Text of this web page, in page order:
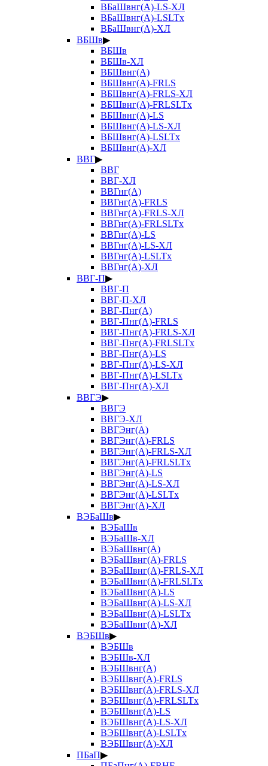
ВБаШвнг(А)-LS-ХЛ
ВБаШвнг(А)-LSLTx
ВБаШвнг(А)-ХЛ
ВБШв▶
ВБШв
ВБШв-ХЛ
ВБШвнг(А)
ВБШвнг(А)-FRLS
ВБШвнг(А)-FRLS-ХЛ
ВБШвнг(А)-FRLSLTx
ВБШвнг(А)-LS
ВБШвнг(А)-LS-ХЛ
ВБШвнг(А)-LSLTx
ВБШвнг(А)-ХЛ
ВВГ▶
ВВГ
ВВГ-ХЛ
ВВГнг(А)
ВВГнг(А)-FRLS
ВВГнг(А)-FRLS-ХЛ
ВВГнг(А)-FRLSLTx
ВВГнг(А)-LS
ВВГнг(А)-LS-ХЛ
ВВГнг(А)-LSLTx
ВВГнг(А)-ХЛ
ВВГ-П▶
ВВГ-П
ВВГ-П-ХЛ
ВВГ-Пнг(А)
ВВГ-Пнг(А)-FRLS
ВВГ-Пнг(А)-FRLS-ХЛ
ВВГ-Пнг(А)-FRLSLTx
ВВГ-Пнг(А)-LS
ВВГ-Пнг(А)-LS-ХЛ
ВВГ-Пнг(А)-LSLTx
ВВГ-Пнг(А)-ХЛ
ВВГЭ▶
ВВГЭ
ВВГЭ-ХЛ
ВВГЭнг(А)
ВВГЭнг(А)-FRLS
ВВГЭнг(А)-FRLS-ХЛ
ВВГЭнг(А)-FRLSLTx
ВВГЭнг(А)-LS
ВВГЭнг(А)-LS-ХЛ
ВВГЭнг(А)-LSLTx
ВВГЭнг(А)-ХЛ
ВЭБаШв▶
ВЭБаШв
ВЭБаШв-ХЛ
ВЭБаШвнг(А)
ВЭБаШвнг(А)-FRLS
ВЭБаШвнг(А)-FRLS-ХЛ
ВЭБаШвнг(А)-FRLSLTx
ВЭБаШвнг(А)-LS
ВЭБаШвнг(А)-LS-ХЛ
ВЭБаШвнг(А)-LSLTx
ВЭБаШвнг(А)-ХЛ
ВЭБШв▶
ВЭБШв
ВЭБШв-ХЛ
ВЭБШвнг(А)
ВЭБШвнг(А)-FRLS
ВЭБШвнг(А)-FRLS-ХЛ
ВЭБШвнг(А)-FRLSLTx
ВЭБШвнг(А)-LS
ВЭБШвнг(А)-LS-ХЛ
ВЭБШвнг(А)-LSLTx
ВЭБШвнг(А)-ХЛ
ПБаП▶